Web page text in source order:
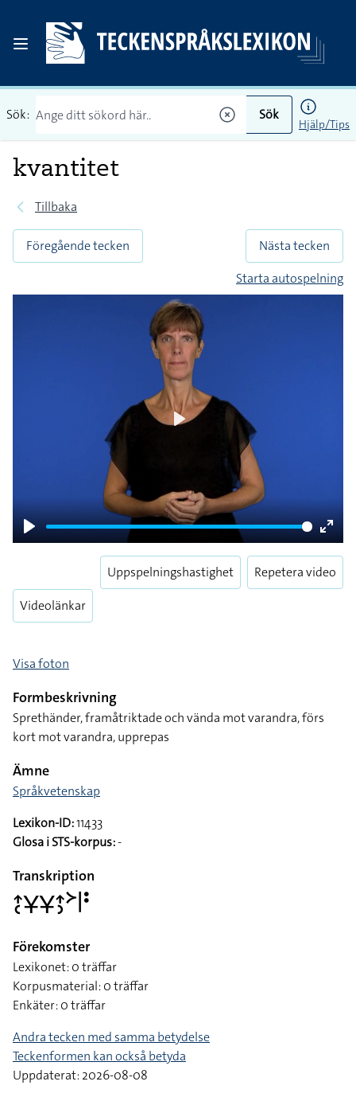
Sök: Sök
Hjälp/Tips
kvantitet
Tillbaka
Föregående tecken
Nästa tecken
Starta autospelning
Play
Enter
Videolänkar
Uppspelningshastighet Repetera video
Visa foton
Formbeskrivning
Sprethänder, framåtriktade och vända mot varandra, förs
kort mot varandra, upprepas
Ämne
Språkvetenskap
Lexikon-ID:11433
Glosa i STS-korpus:-
Transkription
􌤴􌥗􌥃􌥃􌤴􌤶􌦅􌥼􌥻
Förekomster
Lexikonet: 0 träffar
Korpusmaterial: 0 träffar
Enkäter: 0 träffar
Andra tecken med samma betydelse
Teckenformen kan också betyda
Uppdaterat: 2026-08-08